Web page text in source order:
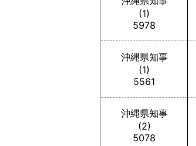
(1)
5978
沖縄県知事
(1)
5561
沖縄県知事
(2)
5078